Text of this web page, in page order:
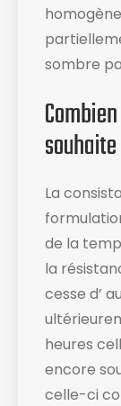
sombre
La
de la
la
cesse d’
heures
encore
celle-ci